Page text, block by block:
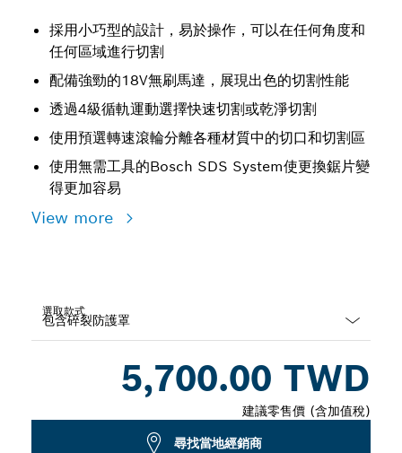
採用小巧型的設計，易於操作，可以在任何角度和
任何區域進行切割
配備強勁的18V無刷馬達，展現出色的切割性能
透過4級循軌運動選擇快速切割或乾淨切割
使用預選轉速滾輪分離各種材質中的切口和切割區
使用無需工具的Bosch SDS System使更換鋸片變
得更加容易
View more
選取款式
5,700.00 TWD
建議零售價 (含加值稅)
尋找當地經銷商